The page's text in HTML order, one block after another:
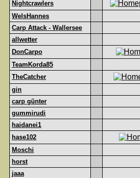
Nightcrawlers
WelsHannes
Carp Attack - Wallersee
allwetter
DonCarpo
TeamKorda85
TheCatcher
gin
carp günter
gummirudi
haidanei1
hase102
Moschi
horst
jaaa